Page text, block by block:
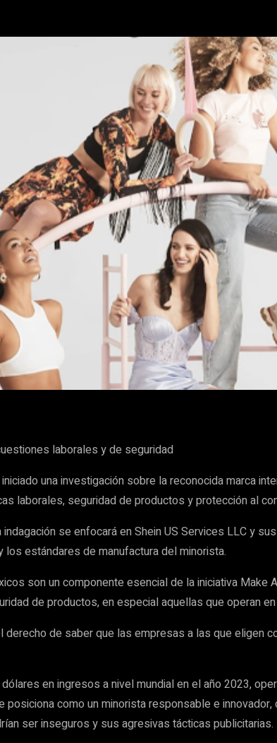
Pinterest WhatsApp
laborales y de seguridad
una investigación sobre la reconocida marca
laborales, seguridad de productos y protección al
se enfocará en Shein US Services LLC y
estándares de manufactura del minorista.
son un componente esencial de la iniciativa Make
de productos, en especial aquellas que operan
de saber que las empresas a las que eligen
en ingresos a nivel mundial en el año 2023,
posiciona como un minorista responsable e
ser inseguros y sus agresivas tácticas publicitarias.